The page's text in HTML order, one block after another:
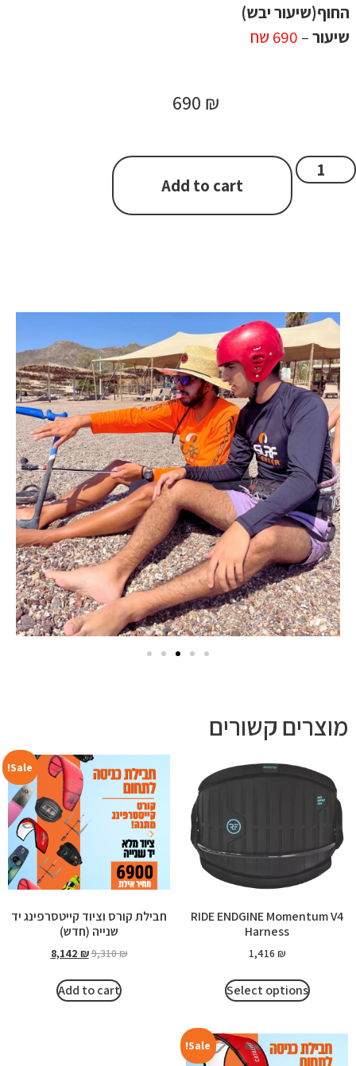
החוף(שיעור יבש)
שיעור– 690 שח
690 ₪
Add to cart
מוצרים קשורים
RIDE ENDGINE Momentum V4
Harness
1,416 ₪
Select options
Sale!
חבילת קורס וציוד קייטסרפינג יד
שנייה (חדש)
9,310₪
8,142 ₪
Add to cart
Sale!